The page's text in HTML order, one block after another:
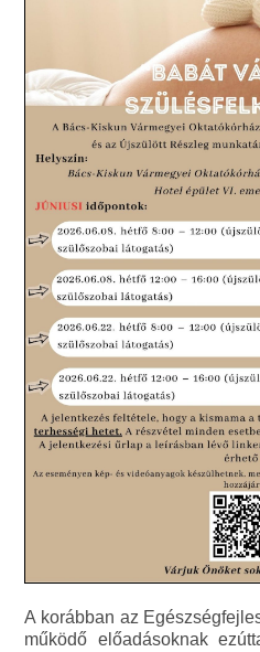
A korábban az
működő előadásoknak